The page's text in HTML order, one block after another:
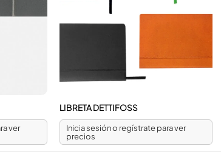
ver
LIBRETA DETTIFOSS
Inicia sesión o regístrate para ver
precios